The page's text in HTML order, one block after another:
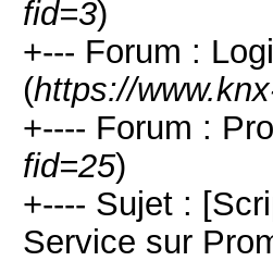
fid=3)
+--- Forum :
(https://
+---- Forum :
fid=25)
+---- Sujet :
Service sur